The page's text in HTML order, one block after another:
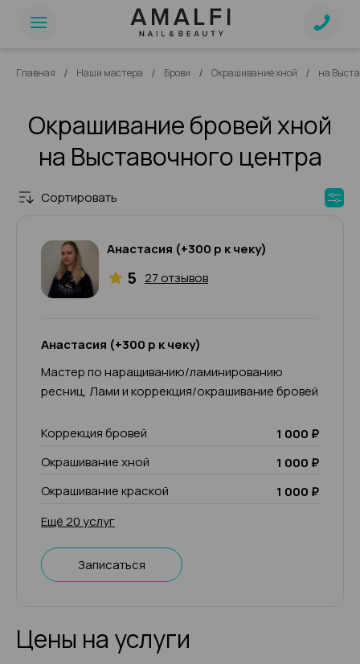
Главная / Наши мастера / Брови / Окрашивание хной / на
Окрашивание бровей хной
на Выставочного центра
Сортировать
Анастасия (+300 р к чеку)
5 27 отзывов
Анастасия (+300 р к чеку)
Мастер по наращиванию/ламинированию
ресниц, Лами и коррекция/окрашивание бровей
Коррекция бровей
1 000 ₽
Окрашивание хной
1 000 ₽
Окрашивание краской
1 000 ₽
Ещё 20 услуг
Записаться
Цены на услуги